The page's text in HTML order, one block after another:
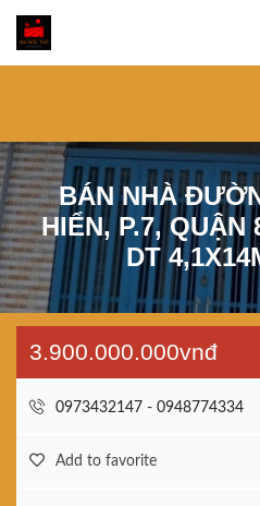
BÁN NHÀ
HIỂN, P.7, QUẬN
DT
3.900.000.000vnđ
0973432147 - 0948774334
Add to favorite